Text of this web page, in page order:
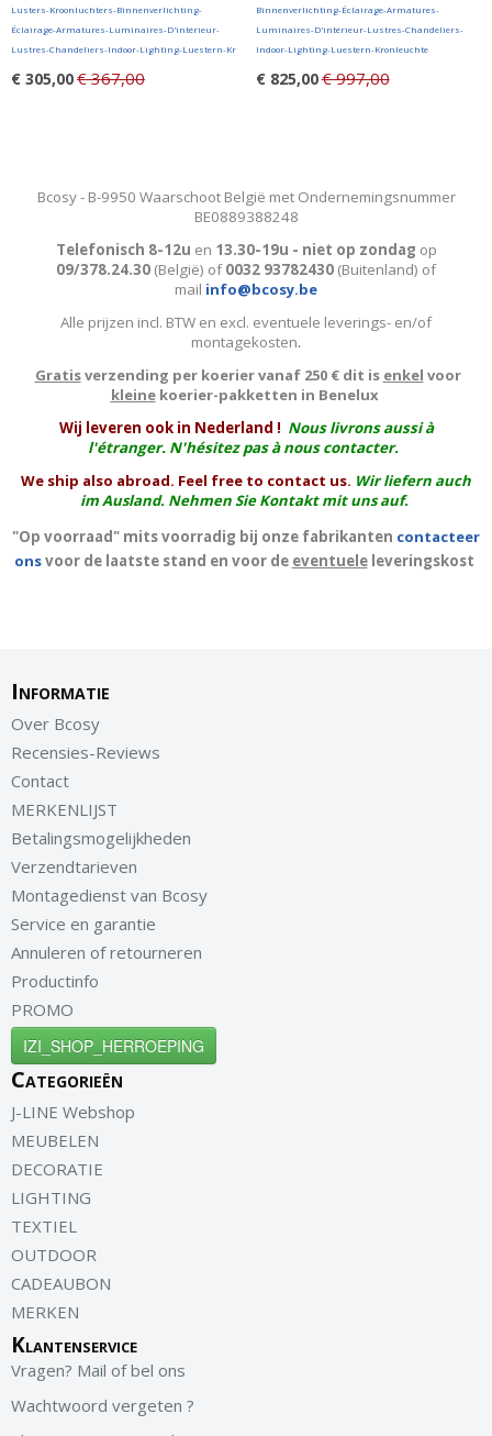
Lusters-Kroonluchters-Binnenverlichting-
Éclairage-Armatures-Luminaires-D'intérieur-
Lustres-Chandeliers-Indoor-Lighting-Luestern-Kr
€ 305,00€ 367,00
Binnenverlichting-Éclairage-Armatures-
Luminaires-D'intérieur-Lustres-Chandeliers-
Indoor-Lighting-Luestern-Kronleuchte
€ 825,00€ 997,00
Bcosy - B-9950 Waarschoot België met Ondernemingsnummer
BE0889388248
Telefonisch 8-12u en 13.30-19u - niet op zondag op
09/378.24.30 (België) of0032 93782430 (Buitenland) of
mail info@bcosy.be
Alle prijzen incl. BTW en excl. eventuele leverings- en/of
montagekosten.
Gratisverzending per koerier vanaf 250 € dit is enkel voor
kleinekoerier-pakketten in Benelux
Wij leveren ook in Nederland ! Nous livrons aussi à
l'étranger. N'hésitez pas à nous contacter.
We ship also abroad. Feel free to contact us. Wir liefern auch
im Ausland. Nehmen Sie Kontakt mit uns auf.
"Op voorraad" mits voorradig bij onze fabrikanten contacteer
onsvoor de laatste stand en voor de eventueleleveringskost
Informatie
Over Bcosy
Recensies-Reviews
Contact
MERKENLIJST
Betalingsmogelijkheden
Verzendtarieven
Montagedienst van Bcosy
Service en garantie
Annuleren of retourneren
Productinfo
PROMO
IZI_SHOP_HERROEPING
Categorieën
J-LINE Webshop
MEUBELEN
DECORATIE
LIGHTING
TEXTIEL
OUTDOOR
CADEAUBON
MERKEN
Klantenservice
Vragen? Mail of bel ons
Wachtwoord vergeten ?